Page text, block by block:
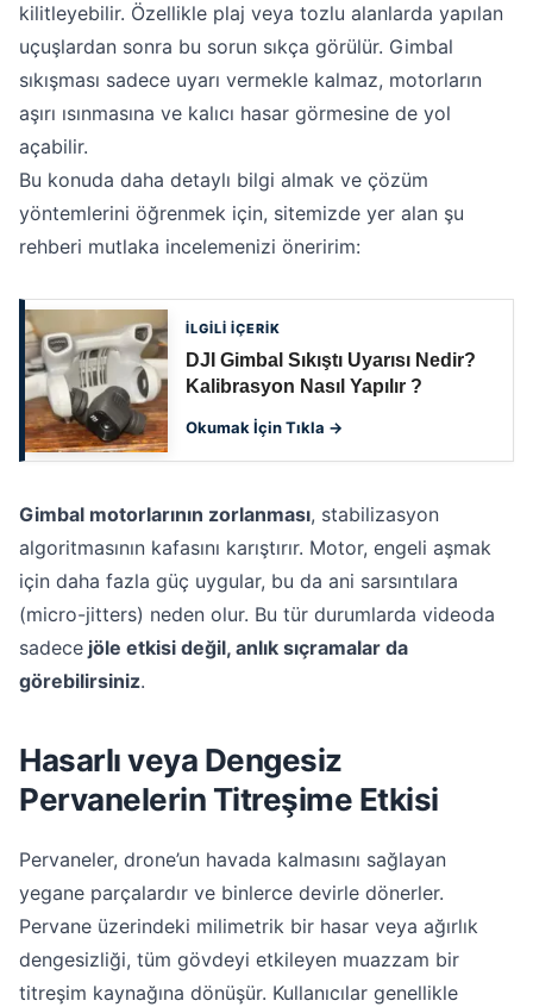
kilitleyebilir. Özellikle plaj veya tozlu alanlarda yapılan
uçuşlardan sonra bu sorun sıkça görülür. Gimbal
sıkışması sadece uyarı vermekle kalmaz, motorların
aşırı ısınmasına ve kalıcı hasar görmesine de yol
açabilir.
Bu konuda daha detaylı bilgi almak ve çözüm
yöntemlerini öğrenmek için, sitemizde yer alan şu
rehberi mutlaka incelemenizi öneririm:
İLGİLİ İÇERİK
DJI Gimbal Sıkıştı Uyarısı Nedir?
Kalibrasyon Nasıl Yapılır ?
Okumak İçin Tıkla →
Gimbal motorlarının zorlanması, stabilizasyon
algoritmasının kafasını karıştırır. Motor, engeli aşmak
için daha fazla güç uygular, bu da ani sarsıntılara
(micro-jitters) neden olur. Bu tür durumlarda videoda
sadece jöle etkisi değil, anlık sıçramalar da
görebilirsiniz.
Hasarlı veya Dengesiz
Pervanelerin Titreşime Etkisi
Pervaneler, drone’un havada kalmasını sağlayan
yegane parçalardır ve binlerce devirle dönerler.
Pervane üzerindeki milimetrik bir hasar veya ağırlık
dengesizliği, tüm gövdeyi etkileyen muazzam bir
titreşim kaynağına dönüşür. Kullanıcılar genellikle